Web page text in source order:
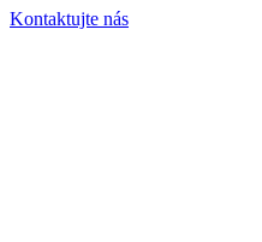
Kontaktujte nás